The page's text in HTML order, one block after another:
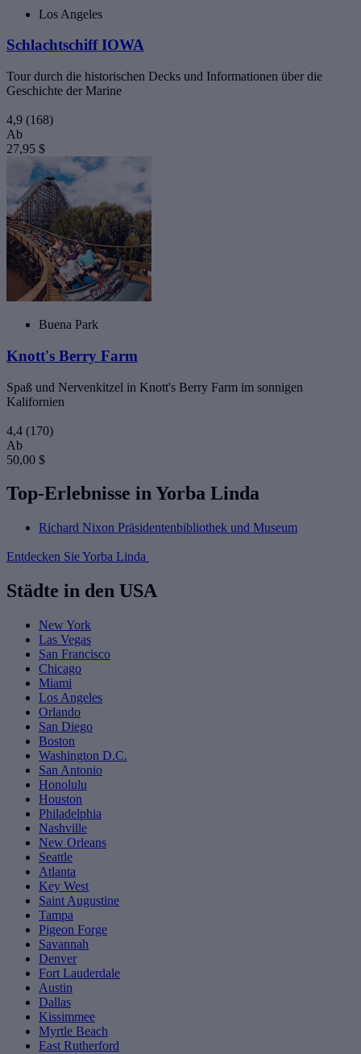
Los Angeles
Schlachtschiff IOWA
Tour durch die historischen Decks und Informationen über die
Geschichte der Marine
4,9 (168)
Ab
27,95 $
Buena Park
Knott's Berry Farm
Spaß und Nervenkitzel in Knott's Berry Farm im sonnigen
Kalifornien
4,4 (170)
Ab
50,00 $
Top-Erlebnisse in Yorba Linda
Richard Nixon Präsidentenbibliothek und Museum
Entdecken Sie Yorba Linda
Städte in den USA
New York
Las Vegas
San Francisco
Chicago
Miami
Los Angeles
Orlando
San Diego
Boston
Washington D.C.
San Antonio
Honolulu
Houston
Philadelphia
Nashville
New Orleans
Seattle
Atlanta
Key West
Saint Augustine
Tampa
Pigeon Forge
Savannah
Denver
Fort Lauderdale
Austin
Dallas
Kissimmee
Myrtle Beach
East Rutherford